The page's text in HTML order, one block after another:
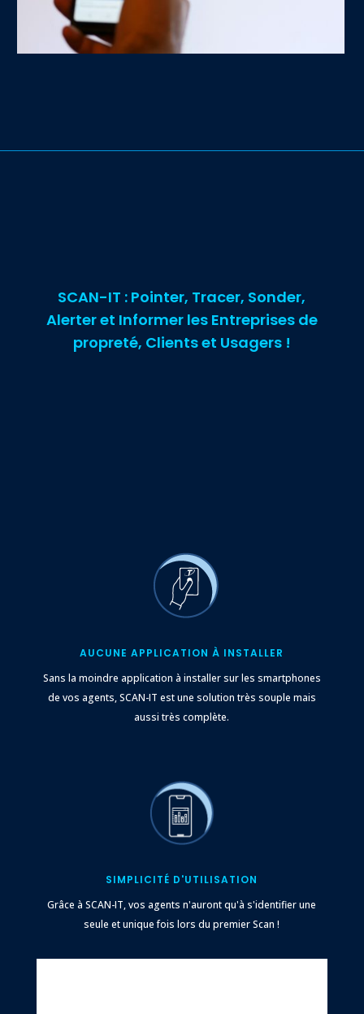
SCAN-IT : Pointer, Tracer, Sonder,
Alerter et Informer les Entreprises de
propreté, Clients et Usagers !
AUCUNE APPLICATION À INSTALLER
Sans la moindre application à installer sur les smartphones
de vos agents, SCAN-IT est une solution très souple mais
aussi très complète.
SIMPLICITÉ D'UTILISATION
Grâce à SCAN-IT, vos agents n'auront qu'à s'identifier une
seule et unique fois lors du premier Scan !